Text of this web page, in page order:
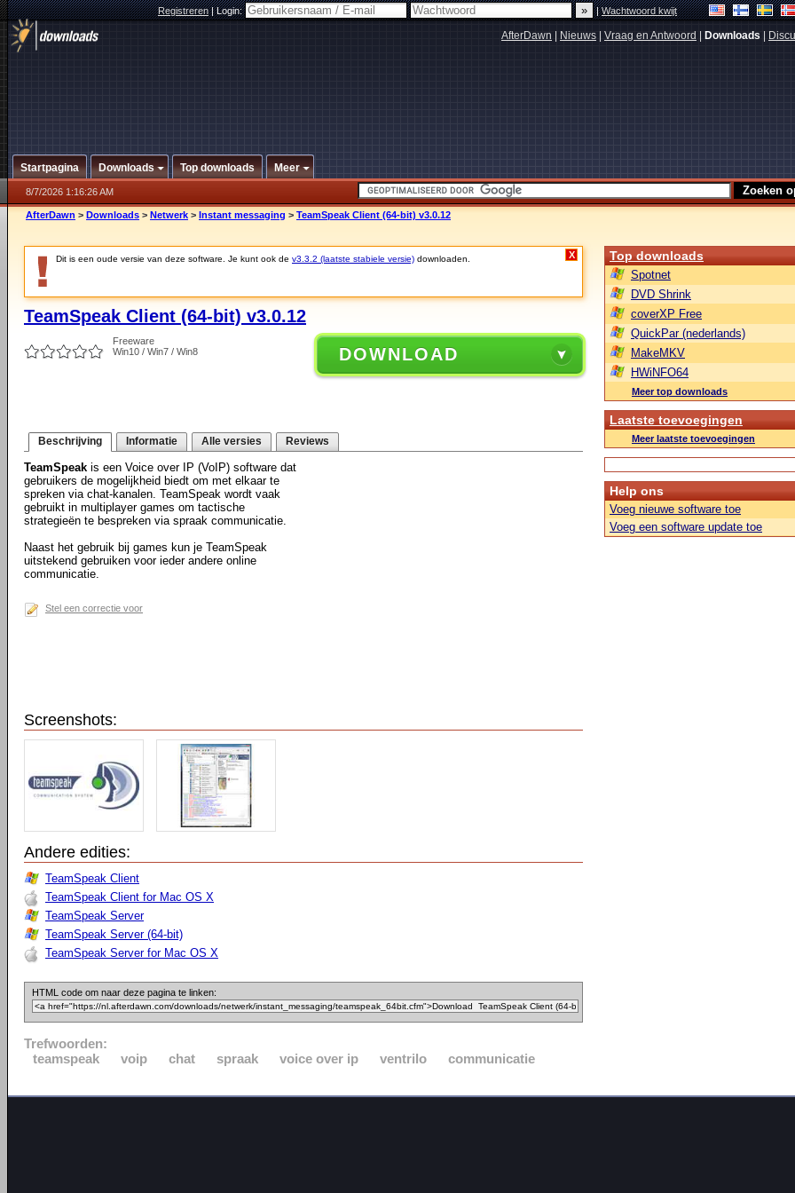
Registreren|Login: |Wachtwoord kwijt
AfterDawn Nieuws Vraag en Antwoord Downloads
Startpagina Downloads Top downloads Meer
8/7/2026 1:16:26 AM
AfterDawn > Downloads > Netwerk > Instant messaging > TeamSpeak Client (64-bit) v3.0.12
Dit is een oude versie van deze software. Je kunt ook de v3.3.2 (laatste stabiele versie) downloaden. X
TeamSpeak Client (64-bit) v3.0.12
Freeware
Win10 / Win7 / Win8
DOWNLOAD
Beschrijving Informatie Alle versies Reviews
TeamSpeak is een Voice over IP (VoIP) software dat
gebruikers de mogelijkheid biedt om met elkaar te
spreken via chat-kanalen. TeamSpeak wordt vaak
gebruikt in multiplayer games om tactische
strategieën te bespreken via spraak communicatie.
Naast het gebruik bij games kun je TeamSpeak
uitstekend gebruiken voor ieder andere online
communicatie.
Stel een correctie voor
Screenshots:
Andere edities:
TeamSpeak Client
TeamSpeak Client for Mac OS X
TeamSpeak Server
TeamSpeak Server (64-bit)
TeamSpeak Server for Mac OS X
HTML code om naar deze pagina te linken:
Trefwoorden:
teamspeak
voip chat spraak voice over ip ventrilo communicatie
Top downloads
Spotnet
DVD Shrink
coverXP Free
QuickPar (nederlands)
MakeMKV
HWiNFO64
Meer top downloads
Laatste toevoegingen
Meer laatste toevoegingen
Help ons
Voeg nieuwe software toe
Voeg een software update toe